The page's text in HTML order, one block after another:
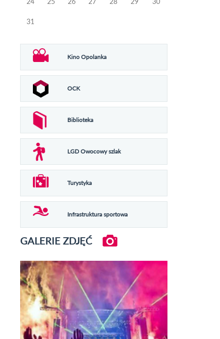
31
Kino Opolanka
OCK
Biblioteka
LGD Owocowy szlak
Turystyka
Infrastruktura sportowa
GALERIE ZDJĘĆ